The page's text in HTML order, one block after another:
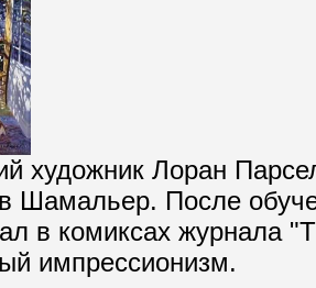
художник Лоран
Шамальер. После
в комиксах журнала
импрессионизм.